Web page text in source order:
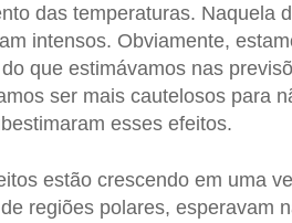
das temperaturas. Naquela
intensos. Obviamente,
que estimávamos nas
ser mais cautelosos para
esses efeitos.
estão crescendo em uma
regiões polares, esperavam